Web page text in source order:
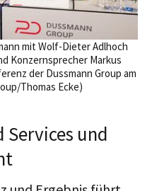
mit Wolf-Dieter Adlhoch
Konzernsprecher Markus
der Dussmann Group am
Thomas Ecke)
Services und